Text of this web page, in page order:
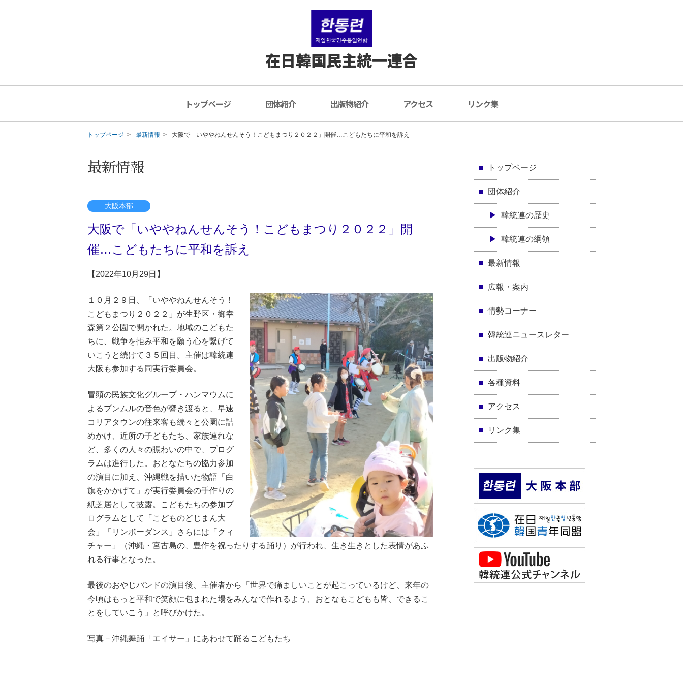
在日韓国民主統一連合
トップページ 団体紹介 出版物紹介 アクセス リンク集
トップページ 最新情報 大阪で「いややねんせんそう！こどもまつり２０２２」開催…こどもたちに平和を訴え
最新情報
大阪本部
大阪で「いややねんせんそう！こどもまつり２０２２」開
催…こどもたちに平和を訴え
【2022年10月29日】
１０月２９日、「いややねんせんそう！
こどもまつり２０２２」が生野区・御幸
森第２公園で開かれた。地域のこどもた
ちに、戦争を拒み平和を願う心を繋げて
いこうと続けて３５回目。主催は韓統連
大阪も参加する同実行委員会。
冒頭の民族文化グループ・ハンマウムに
よるプンムルの音色が響き渡ると、早速
コリアタウンの往来客も続々と公園に詰
めかけ、近所の子どもたち、家族連れな
ど、多くの人々の賑わいの中で、プログ
ラムは進行した。おとなたちの協力参加
の演目に加え、沖縄戦を描いた物語「白
旗をかかげて」が実行委員会の手作りの
紙芝居として披露。こどもたちの参加プ
ログラムとして「こどものどじまん大
会」「リンボーダンス」さらには「クィ
チャー」（沖縄・宮古島の、豊作を祝ったりする踊り）が行われ、生き生きとした表情があふ
れる行事となった。
最後のおやじバンドの演目後、主催者から「世界で痛ましいことが起こっているけど、来年の
今頃はもっと平和で笑顔に包まれた場をみんなで作れるよう、おとなもこどもも皆、できるこ
とをしていこう」と呼びかけた。
写真－沖縄舞踊「エイサー」にあわせて踊るこどもたち
トップページ
団体紹介
韓統連の歴史
韓統連の綱領
最新情報
広報・案内
情勢コーナー
韓統連ニュースレター
出版物紹介
各種資料
アクセス
リンク集